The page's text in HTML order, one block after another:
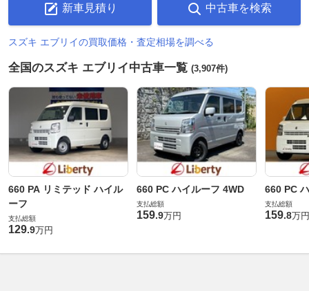
新車見積り 中古車を検索
スズキ エブリイの買取価格・査定相場を調べる
全国のスズキ エブリイ中古車一覧 (3,907件)
660 PA リミテッド ハイル
ーフ
支払総額
129.9万円
660 PC ハイルーフ 4WD
支払総額
159.9万円
660 PC
支払総額
159.8万円